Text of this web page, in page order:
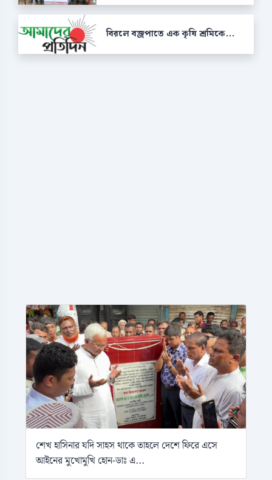
বিরলে বজ্রপাতে এক কৃষি শ্রমিকে...
শেখ হাসিনার যদি সাহস থাকে তাহলে দেশে ফিরে এসে
আইনের মুখোমুখি হোন-ডাঃ এ...